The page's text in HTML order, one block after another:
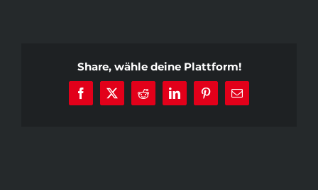
Share, wähle deine Plattform!
Facebook
X RedditLinkedInPinterest
E-
Mail